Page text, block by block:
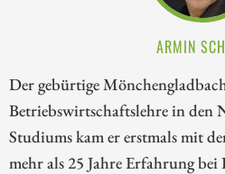
ARMIN
Der gebürtige
Betriebswirtschaftslehre in den
Studiums kam er erstmals mit
mehr als 25 Jahre Erfahrung bei